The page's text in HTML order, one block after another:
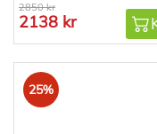
2850 kr
2138 kr
25%